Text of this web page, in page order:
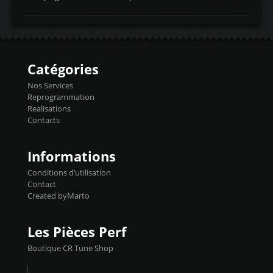
d'admissiontemp ex. pour atmo -30- 80°C
temperaturetemperature ldr moteurtemp
Injecteurs + Flashpro 1370€ TTC Le
précise et performante. Vous pourrez
basculer de la carto sans plomb à Ethanol à
l'aide du flashpro OPTION ECONOMIQUES
Reprog SP 98 sur le calculateur d'origine
450€ TTC Un gain d'environ 10cv et 15nm
Catégories
Nos Services
Reprogrammation
Realisations
Contacts
Informations
Conditions d’utilisation
Contact
Created byMarto
Les Pièces Perf
Boutique CR Tune Shop